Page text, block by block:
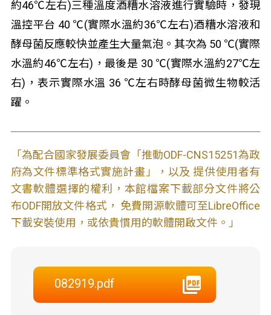
約46℃左右)三種溫度酒糟水溶液進行實驗時，發現
溫控平台 40 ℃(實際水溫約36℃左右)酒糟水溶液和
酵母菌反應較快並產生大量氣泡。其次為 50 ℃(實際
水溫約46℃左右)，最後是 30 ℃(實際水溫約27℃左
右)，表示實際水溫 36 ℃左右時酵母菌微生物較活
躍。
「為配合國家發展委員會「推動ODF-CNS15251為政
府為文件標準格式實施計畫」，以及 提供使用者有
文書軟體選擇的權利，本館檔案下載部分文件將公
布ODF開放文件格式， 免費開源軟體可至LibreOffice
下載安裝使用，或依貴慣用的軟體開啟文件。」
082919.pdf